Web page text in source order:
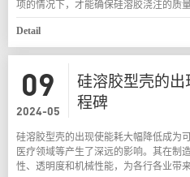
项的情况下，才能确保硅溶胶浇注的质量
Detail
09
2024-05
硅溶胶型壳的出
程碑
硅溶胶型壳的出现使能耗大幅降低成为
医疗领域等产生了深远的影响。其在制
性、透明度和机械性能，为各行各业带